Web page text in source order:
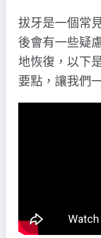
拔牙是一個常
後會有一些疑
地恢復，以下
要點，讓我們